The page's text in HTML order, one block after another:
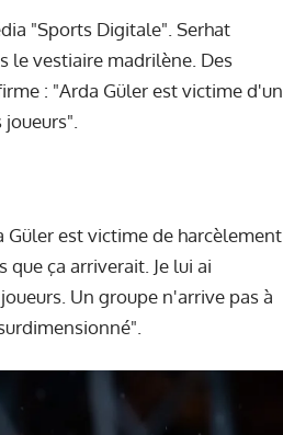
"Sports Digitale". Serhat
le vestiaire madrilène. Des
: "Arda Güler est victime d'un
est victime de harcèlement.
ça arriverait. Je lui ai
Un groupe n'arrive pas à